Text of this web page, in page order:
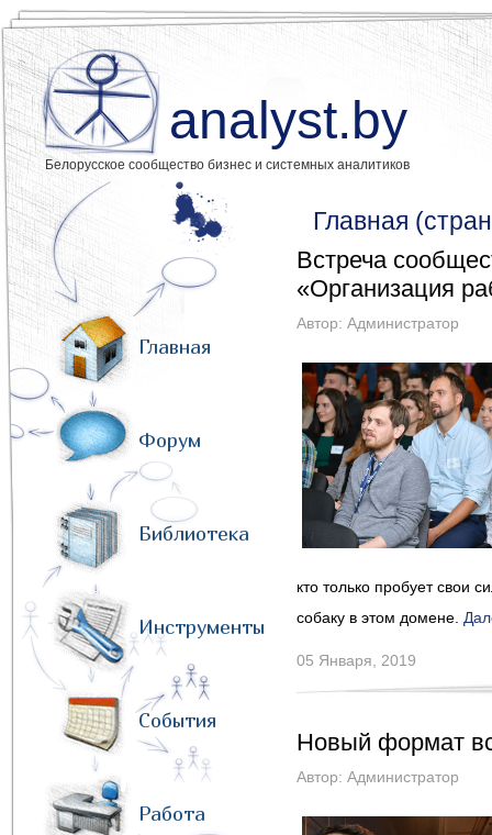
analyst.by
Белорусское сообщество бизнес и системных аналитиков
Главная
Форум
Библиотека
Инструменты
События
Работа
Главная
Встреча
«Организация
Автор: Администратор
кто только пробует свои
собаку в этом домене.
05 Января, 2019
Новый формат
Автор: Администратор